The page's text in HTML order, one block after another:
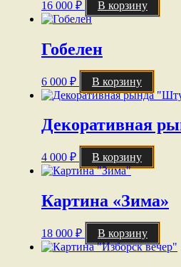
16 000 ₽ В корзину
Гобелен
6 000 ₽ В корзину
Декоративная
4 000 ₽ В корзину
Картина «Зима»
18 000 ₽ В корзину